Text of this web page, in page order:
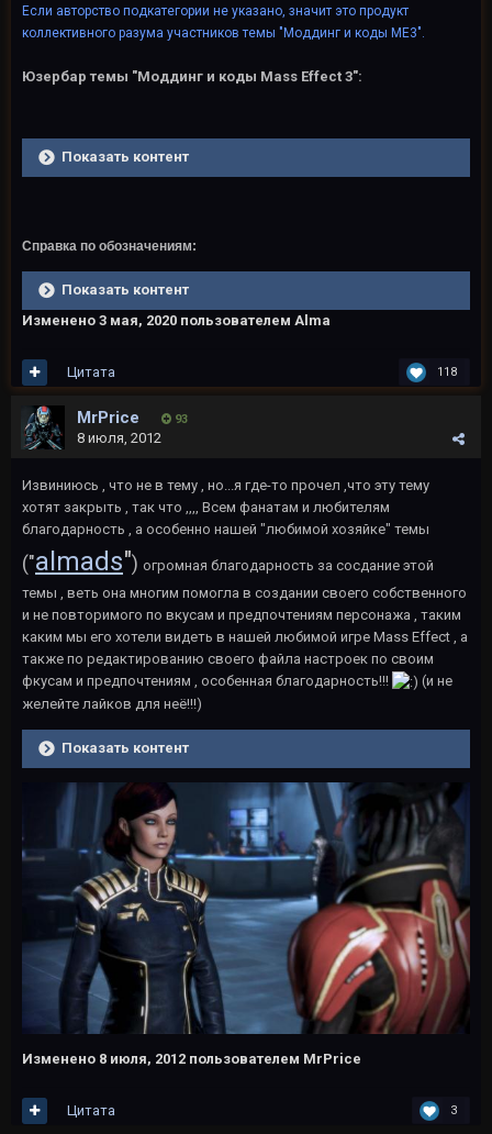
Если авторство подкатегории не указано, значит это продукт
коллективного разума участников темы "Моддинг и коды ME3".
Юзербар темы "Моддинг и коды Mass Effect 3":
Показать контент
Справка по обозначениям:
Показать контент
Изменено 3 мая, 2020 пользователем Alma
118
Цитата
MrPrice 93
8 июля, 2012
Извиниюсь , что не в тему , но...я где-то прочел ,что эту тему
хотят закрыть , так что ,,,, Всем фанатам и любителям
благодарность , а особенно нашей "любимой хозяйке" темы
("almads") огромная благодарность за сосдание этой
темы , веть она многим помогла в создании своего собственного
и не повторимого по вкусам и предпочтениям персонажа , таким
каким мы его хотели видеть в нашей любимой игре Mass Effect , а
также по редактированию своего файла настроек по своим
фкусам и предпочтениям , особенная благодарность!!!
(и не
желейте лайков для неё!!!)
Показать контент
Изменено 8 июля, 2012 пользователем MrPrice
3
Цитата